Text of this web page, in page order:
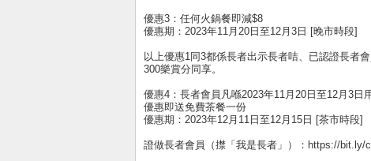
優惠3：任何火鍋餐即減$8
優惠期：2023年11月20日至12月3日 [晚市時段]
以上優惠1同3都係長者出示長者咭、已認證長者
300樂賞分同享。
優惠4：長者會員凡喺2023年11月20日至12月3日
優惠即送免費茶餐一份
優惠期：2023年12月11日至12月15日 [茶市時段]
證做長者會員（㩒「我是長者」）：https://bit.ly/